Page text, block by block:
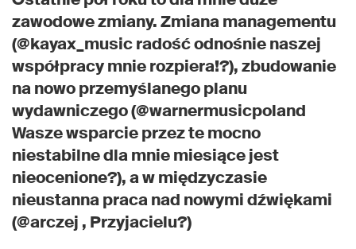
zawodowe zmiany. Zmiana managementu
(@kayax_music radość odnośnie naszej
współpracy mnie rozpiera!?), zbudowanie
na nowo przemyślanego planu
wydawniczego (@warnermusicpoland
Wasze wsparcie przez te mocno
niestabilne dla mnie miesiące jest
nieocenione?), a w międzyczasie
nieustanna praca nad nowymi dźwiękami
(@arczej , Przyjacielu?)